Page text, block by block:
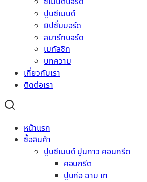
ปูนซีเมนต์
ยิปซั่มบอร์ด
สมาร์ทบอร์ด
เมทัลชีท
บทความ
เกี่ยวกับเรา
ติดต่อเรา
หน้าแรก
ซื้อสินค้า
ปูนซีเมนต์ ปูนกาว คอนกรีต
คอนกรีต
ปูนก่อ ฉาบ เท
เลือกใช้ แผ่นยิปซั่ม สวย เนี
แผ่นยิปซั่มบอร์ดเป็นวัสดุก่อสร้างที่เริ่มได้รั
การใช้งานในที่อยู่อาศัย เนื่องจากแผ่นฝ้ายิป
พิเศษจึงไม่เปลืองค่าโครงสร้าง และไม่กระ
บ้านมากนัก มากไปกว่านั้นตัวบอร์ดยังมีลักษ
เหมาะกับการตกแต่งทาสี หรือใช้เป็นแผ่นร
มากไปกว่านั้นตัวบอร์ดยังมีรุ่นต่างๆให้เลือกใ
ย่อมเยา ใช้งานได้ทั้งภายนอก และภายใน
โดยคุณสมบัติเด่นที่ทำให้วัสดุชนิดนี้เป็นที่น่าส
น้ำหนักเบาและติดตั้งง่าย– แผ่นยิปซั่ม